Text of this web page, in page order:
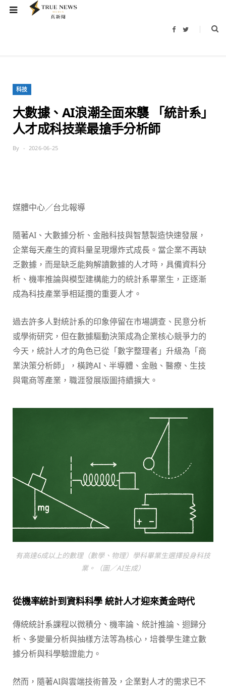
F
b
T
t
科技
大數據、AI浪潮全面來襲 「統計系」
人才成科技業最搶手分析師
By 2026-06-25
媒體中心／台北報導
隨著AI、大數據分析、金融科技與智慧製造快速發展，
企業每天產生的資料量呈現爆炸式成長。當企業不再缺
乏數據，而是缺乏能夠解讀數據的人才時，具備資料分
析、機率推論與模型建構能力的統計系畢業生，正逐漸
成為科技產業爭相延攬的重要人才。
過去許多人對統計系的印象停留在市場調查、民意分析
或學術研究，但在數據驅動決策成為企業核心競爭力的
今天，統計人才的角色已從「數字整理者」升級為「商
業決策分析師」，橫跨AI、半導體、金融、醫療、生技
與電商等產業，職涯發展版圖持續擴大。
有高達6成以上的數理（數學、物理）學科畢業生選擇投身科技
業。（圖／AI生成）
從機率統計到資料科學 統計人才迎來黃金時代
傳統統計系課程以微積分、機率論、統計推論、迴歸分
析、多變量分析與抽樣方法等為核心，培養學生建立數
據分析與科學驗證能力。
然而，隨著AI與雲端技術普及，企業對人才的需求已不